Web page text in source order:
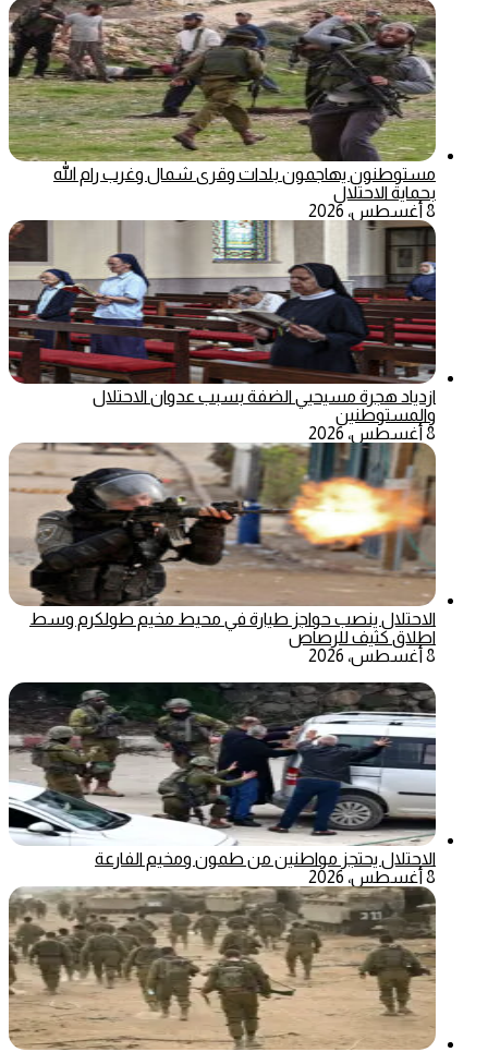
مستوطنون يهاجمون بلدات وقرى شمال وغرب رام الله
بحماية الاحتلال
8 أغسطس، 2026
ازدياد هجرة مسيحيي الضفة بسبب عدوان الاحتلال
والمستوطنين
8 أغسطس، 2026
الاحتلال ينصب حواجز طيارة في محيط مخيم طولكرم وسط
اطلاق كثيف للرصاص
8 أغسطس، 2026
الاحتلال يحتجز مواطنين من طمون ومخيم الفارعة
8 أغسطس، 2026